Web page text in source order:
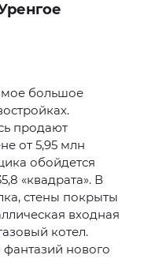
большое
продают
от 5,95 млн
обойдется
«квадрата». В
стены покрыты
входная
котел.
нового